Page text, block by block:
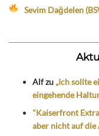
Sevim Dağdelen
Alfzu „Ich sollte
eingehende
"Kaiserfront
aber nicht auf die